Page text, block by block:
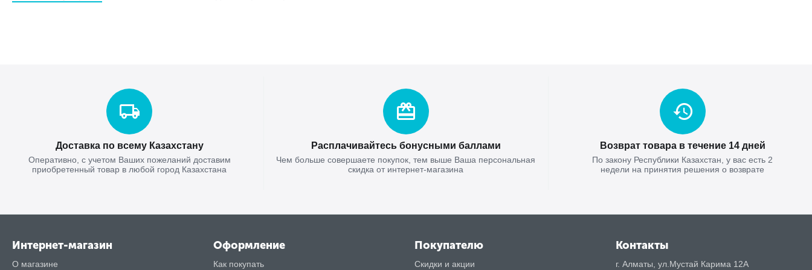
Доставка по всему Казахстану
Оперативно, с учетом Ваших пожеланий доставим
приобретенный товар в любой город Казахстана
Расплачивайтесь бонусными баллами
Чем больше совершаете покупок, тем выше Ваша персональная
скидка от интернет-магазина
Возврат товара в течение 14 дней
По закону Республики Казахстан, у вас есть 2
недели на принятия решения о возврате
Интернет-магазин
О магазине
Оформление
Как покупать
Покупателю
Скидки и акции
Контакты
г. Алматы, ул.Мустай Карима 12А